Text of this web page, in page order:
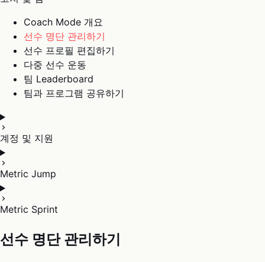
Coach Mode 개요
선수 명단 관리하기
선수 프로필 편집하기
다중 선수 운동
팀 Leaderboard
팀과 프로그램 공유하기
계정 및 지원
Metric Jump
Metric Sprint
선수 명단 관리하기